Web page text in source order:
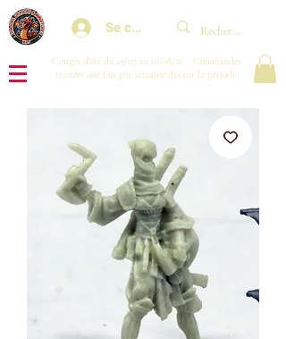
Se connecter
Congés d'été du 29/07 au 10/08/26 : Commandes
traitées une fois par semaine durant la période.